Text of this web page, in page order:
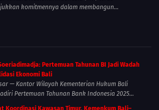
komitmennya dalam membangun...
Pertemuan Tahunan BI Jadi Wadah
Ekonomi Bali
— Kantor Wilayah Kementerian Hukum Bali
Pertemuan Tahunan Bank Indonesia 2025...
Koordinasi Kawasan Timur, Kemenkum Bali–